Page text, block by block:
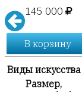
145 000
В корзину
Виды искусства
Размер,